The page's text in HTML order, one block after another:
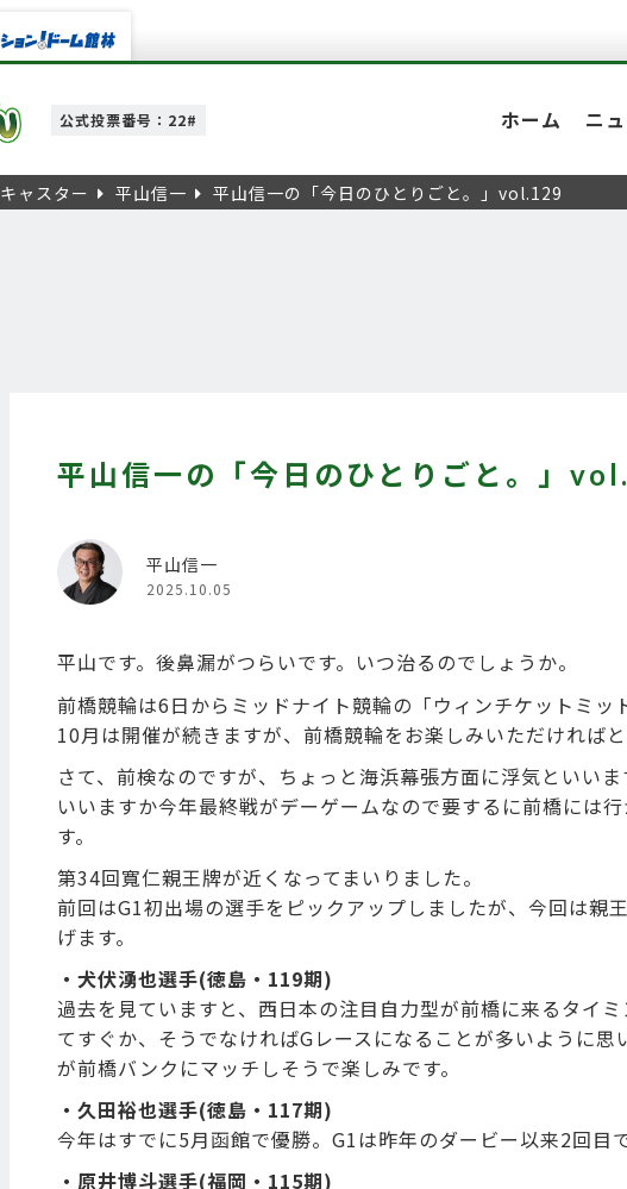
公式投票番号：22# ホーム ニ
キャスター 平山信一 平山信一の「今日のひとりごと。」vol.129
平山信一の「今日のひとりごと。」
平山信一
2025.10.05
平山です。後鼻漏がつらいです。いつ治るのでしょうか。
前橋競輪は6日からミッドナイト競輪の「ウィンチケットミッ
10月は開催が続きますが、前橋競輪をお楽しみいただければと
さて、前検なのですが、ちょっと海浜幕張方面に浮気といい
いいますか今年最終戦がデーゲームなので要するに前橋には
す。
第34回寬仁親王牌が近くなってまいりました。
前回はG1初出場の選手をピックアップしましたが、今回は親
げます。
・犬伏湧也選手(徳島・119期)
過去を見ていますと、西日本の注目自力型が前橋に来るタイ
てすぐか、そうでなければGレースになることが多いように思
が前橋バンクにマッチしそうで楽しみです。
・久田裕也選手(徳島・117期)
今年はすでに5月函館で優勝。G1は昨年のダービー以来2回目で
・原井博斗選手(福岡・115期)